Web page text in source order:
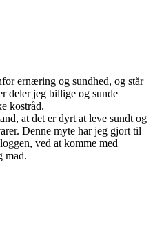
ernæring og sundhed, og står
deler jeg billige og sunde
kostråd.
at det er dyrt at leve sundt og
Denne myte har jeg gjort til
ved at komme med
mad.